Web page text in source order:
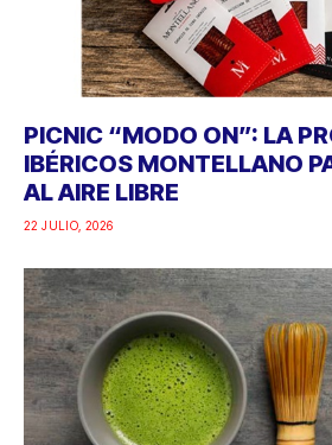
PICNIC “MODO ON”: LA
IBÉRICOS MONTELLANO
AL AIRE LIBRE
22 JULIO, 2026